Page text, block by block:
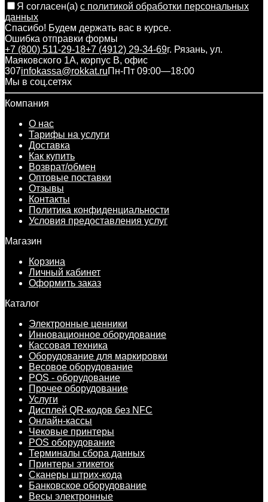
Я согласен(a) с политикой обработки персональных
данных
Спасибо! Будем держать вас в курсе.
Ошибка отправки формы
+7 (800) 511-29-18+7 (4912) 29-34-69г. Рязань, ул.
Маяковского 1А, корпус B, офис
307infokassa@rokkat.ruПн-Пт 09:00—18:00
Мы в соц.сетях
Компания
О нас
Тарифы на услуги
Доставка
Как купить
Возврат/обмен
Оптовые поставки
Отзывы
Контакты
Политика конфиденциальности
Условия предоставления услуг
Магазин
Корзина
Личный кабинет
Оформить заказ
Каталог
Электронные ценники
Инновационное оборудование
Кассовая техника
Оборудование для маркировки
Весовое оборудование
POS - оборудование
Прочее оборудование
Услуги
Дисплей QR-кодов без NFC
Онлайн-кассы
Чековые принтеры
POS оборудование
Терминалы сбора данных
Принтеры этикеток
Сканеры штрих-кода
Банковское оборудование
Весы электронные